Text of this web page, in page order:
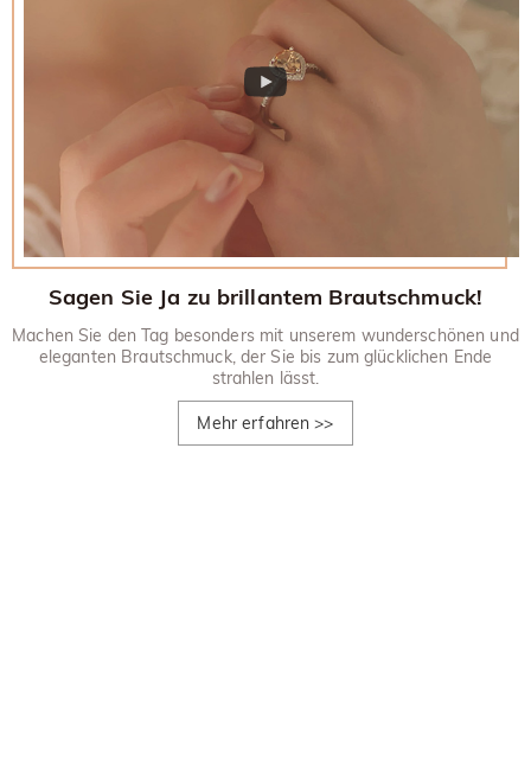
Sagen Sie Ja zu brillantem Brautschmuck!
Machen Sie den Tag besonders mit unserem wunderschönen und
eleganten Brautschmuck, der Sie bis zum glücklichen Ende
strahlen lässt.
Mehr erfahren >>